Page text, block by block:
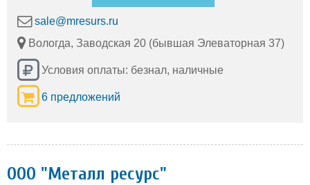
sale@mresurs.ru
Вологда, Заводская 20 (бывшая Элеваторная 37)
Условия оплаты: безнал, наличные
6 предложений
ООО "Металл ресурс"